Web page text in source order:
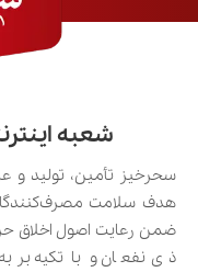
شعبه
سحرخیز تأمین، تولید و
هدف سلامت
ضمن رعایت اصول اخلاق
ذی‌نفعان و با تکیه بر